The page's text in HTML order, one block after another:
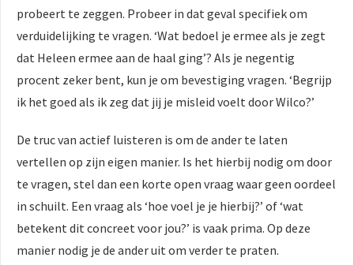
probeert te zeggen. Probeer in dat geval specifiek om
verduidelijking te vragen. ‘Wat bedoel je ermee als je zegt
dat Heleen ermee aan de haal ging’? Als je negentig
procent zeker bent, kun je om bevestiging vragen. ‘Begrijp
ik het goed als ik zeg dat jij je misleid voelt door Wilco?’
De truc van actief luisteren is om de ander te laten
vertellen op zijn eigen manier. Is het hierbij nodig om door
te vragen, stel dan een korte open vraag waar geen oordeel
in schuilt. Een vraag als ‘hoe voel je je hierbij?’ of ‘wat
betekent dit concreet voor jou?’ is vaak prima. Op deze
manier nodig je de ander uit om verder te praten.